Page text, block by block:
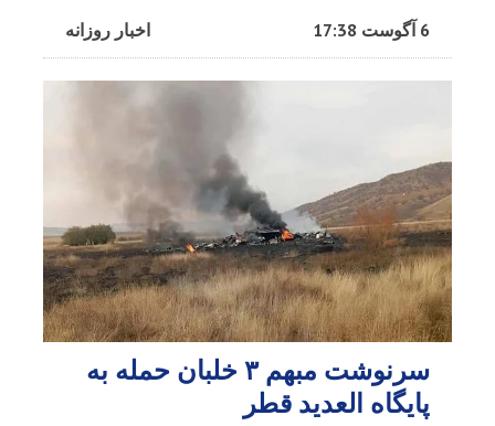
اخبار روزانه 6 آگوست 17:38
سرنوشت مبهم ۳ خلبان حمله به
پایگاه العدید قطر